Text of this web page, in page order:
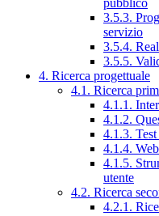
3.5.3.
servizio
3.5.4.
3.5.5.
4. Ricerca progettuale
4.1. Ricerca
4.1.1.
4.1.2.
4.1.3.
4.1.4.
4.1.5.
utente
4.2. Ricerca
4.2.1.